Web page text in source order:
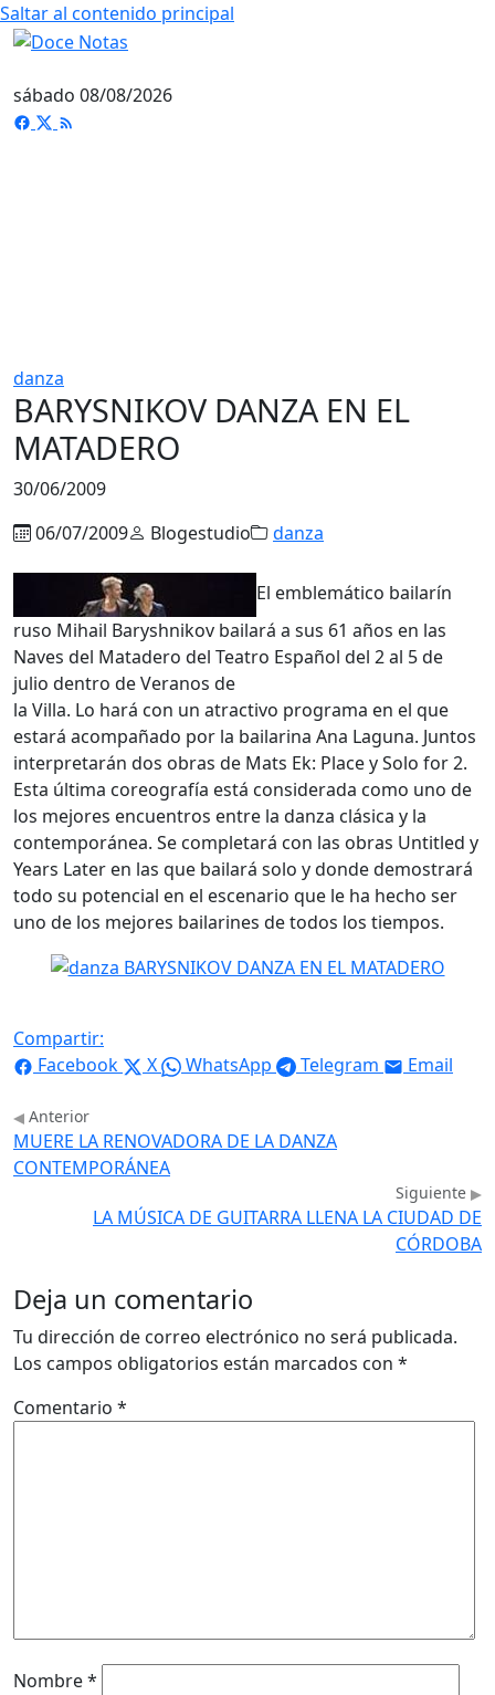
Saltar al contenido principal
sábado 08/08/2026
danza
BARYSNIKOV DANZA EN EL
MATADERO
30/06/2009
06/07/2009
Blogestudio danza
El emblemático bailarín
ruso Mihail Baryshnikov bailará a sus 61 años en las
Naves del Matadero del Teatro Español del 2 al 5 de
julio dentro de Veranos de
la Villa. Lo hará con un atractivo programa en el que
estará acompañado por la bailarina Ana Laguna. Juntos
interpretarán dos obras de Mats Ek: Place y Solo for 2.
Esta última coreografía está considerada como uno de
los mejores encuentros entre la danza clásica y la
contemporánea. Se completará con las obras Untitled y
Years Later en las que bailará solo y donde demostrará
todo su potencial en el escenario que le ha hecho ser
uno de los mejores bailarines de todos los tiempos.
Compartir:
Facebook
X WhatsApp Telegram Email
Anterior
MUERE LA RENOVADORA DE LA DANZA
CONTEMPORÁNEA
Siguiente
LA MÚSICA DE GUITARRA LLENA LA CIUDAD DE
CÓRDOBA
Deja un comentario
Tu dirección de correo electrónico no será publicada.
Los campos obligatorios están marcados con *
Comentario *
Nombre*